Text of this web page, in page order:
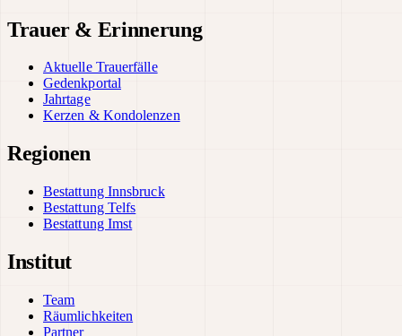
Trauer & Erinnerung
Aktuelle Trauerfälle
Gedenkportal
Jahrtage
Kerzen & Kondolenzen
Regionen
Bestattung Innsbruck
Bestattung Telfs
Bestattung Imst
Institut
Team
Räumlichkeiten
Partner